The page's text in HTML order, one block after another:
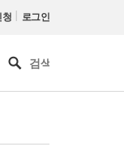
청 | 로그인